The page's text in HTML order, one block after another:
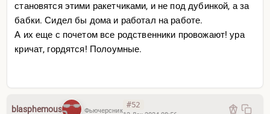
становятся этими ракетчиками, и не под дубинкой, а за
бабки. Сидел бы дома и работал на работе.
А их еще с почетом все родственники провожают! ура
кричат, гордятся! Полоумные.
blasphemous Фьючерсник
#52